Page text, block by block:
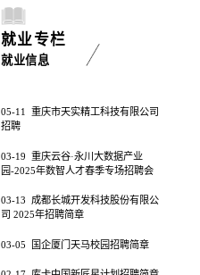
就业专栏
就业信息
05-11 重庆市天实精工科技有限公司
招聘
03-19 重庆云谷·永川大数据产业
园-2025年数智人才春季专场招聘会
03-13 成都长城开发科技股份有限公
司 2025年招聘简章
03-05 国企厦门天马校园招聘简章